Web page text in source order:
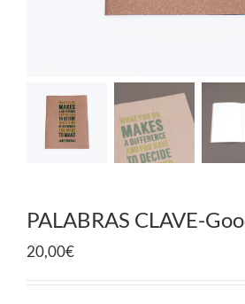
PALABRAS CLAVE-
20,00€